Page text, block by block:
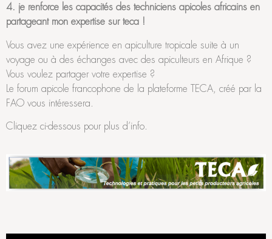
4. je renforce les capacités des techniciens apicoles africains en
partageant mon expertise sur teca !
Vous avez une expérience en apiculture tropicale suite à un
voyage ou à des échanges avec des apiculteurs en Afrique ?
Vous voulez partager votre expertise ?
Le forum apicole francophone de la plateforme TECA, créé par la
FAO vous intéressera.
Cliquez ci-dessous pour plus d’info.